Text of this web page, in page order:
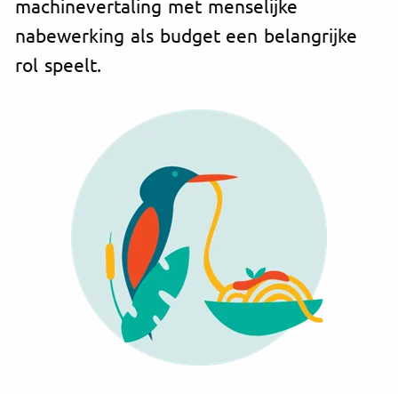
machinevertaling met menselijke
nabewerking als budget een belangrijke
rol speelt.